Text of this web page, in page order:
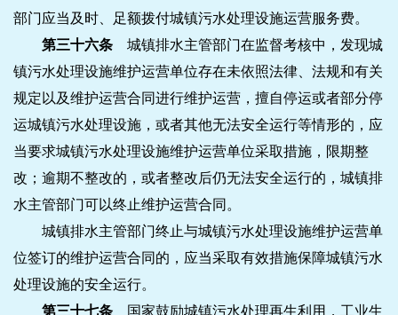
部门应当及时、足额拨付城镇污水处理设施运营服务费。
第三十六条 城镇排水主管部门在监督考核中，发现城
镇污水处理设施维护运营单位存在未依照法律、法规和有关
规定以及维护运营合同进行维护运营，擅自停运或者部分停
运城镇污水处理设施，或者其他无法安全运行等情形的，应
当要求城镇污水处理设施维护运营单位采取措施，限期整
改；逾期不整改的，或者整改后仍无法安全运行的，城镇排
水主管部门可以终止维护运营合同。
城镇排水主管部门终止与城镇污水处理设施维护运营单
位签订的维护运营合同的，应当采取有效措施保障城镇污水
处理设施的安全运行。
第三十七条 国家鼓励城镇污水处理再生利用，工业生